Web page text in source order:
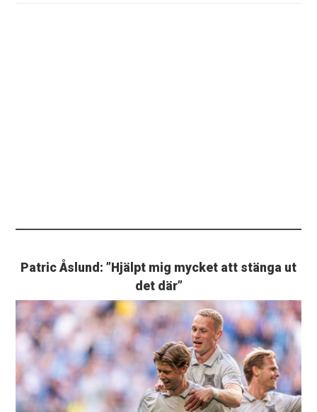
Patric Åslund: ”Hjälpt mig mycket att stänga ut
det där”